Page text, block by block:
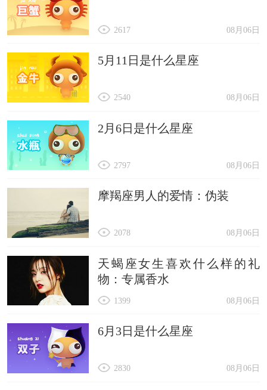
08月06日
2617
5月11日是什么星座
08月06日
2540
2月6日是什么星座
08月06日
2797
摩羯座男人的爱情：伪装
08月06日
2078
天蝎座女生喜欢什么样的礼
物：专属香水
08月06日
1399
6月3日是什么星座
08月06日
2830